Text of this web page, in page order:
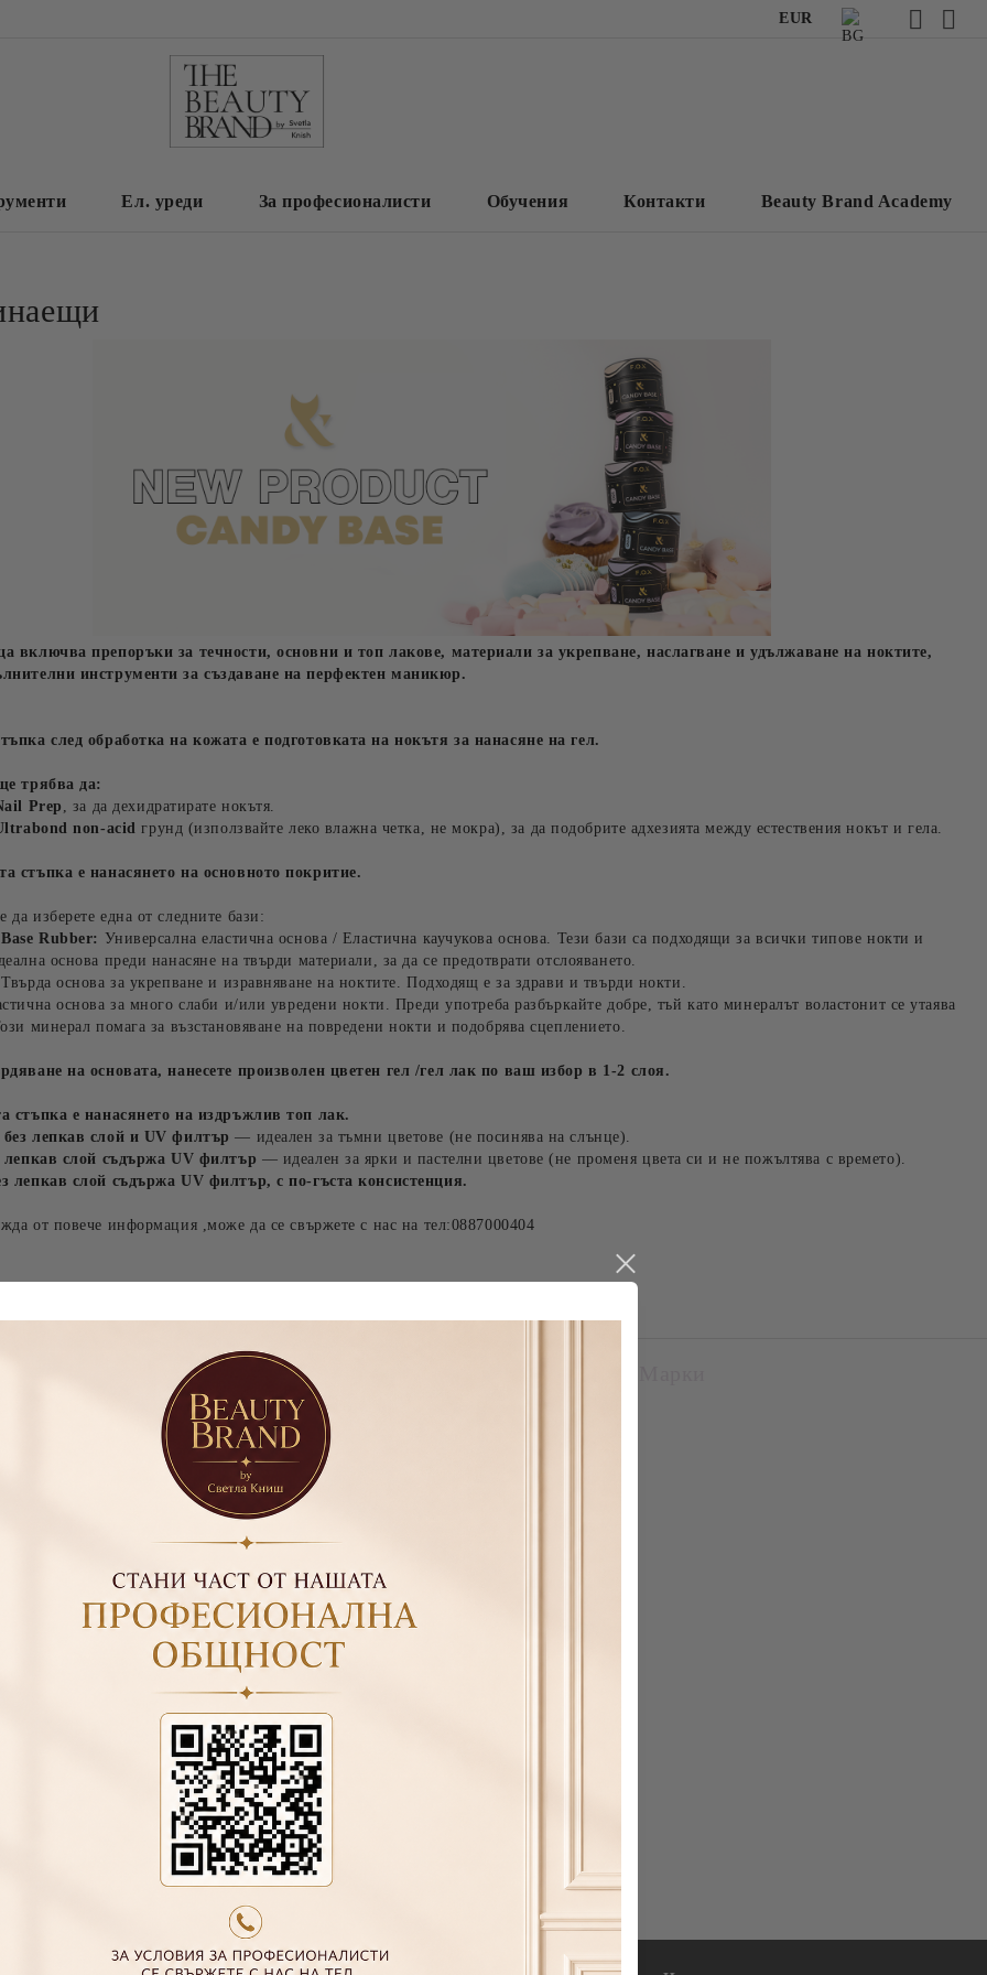
EUR
Ел. уреди За професионалисти Обучения Контакти Beauty Brand Academy
включва препоръки за течности, основни и топ лакове, материали за укрепване, наслагване и удължаване на ноктите,
инструменти за създаване на перфектен маникюр.
след обработка на кожата е подготовката на нокътя за нанасяне на гел.
трябва да:
Prep
, за да дехидратирате нокътя.
non-acid грунд (използвайте леко влажна четка, не мокра), за да подобрите адхезията между естествения нокът и гела.
стъпка е нанасянето на основното покритие.
да изберете една от следните бази:
Rubber:
Универсална еластична основа / Еластична каучукова основа. Тези бази са подходящи за всички типове нокти и
основа преди нанасяне на твърди материали, за да се предотврати отслояването.
Твърда основа за укрепване и изравняване на ноктите. Подходящ е за здрави и твърди нокти.
основа за много слаби и/или увредени нокти. Преди употреба разбъркайте добре, тъй като минералът воластонит се утаява
минерал помага за възстановяване на повредени нокти и подобрява сцеплението.
на основата, нанесете произволен цветен гел /гел лак по ваш избор в 1-2 слоя.
стъпка е нанасянето на издръжлив топ лак.
лепкав слой и UV филтър — идеален за тъмни цветове (не посинява на слънце).
лепкав слой съдържа UV филтър — идеален за ярки и пастелни цветове (не променя цвета си и не пожълтява с времето).
лепкав слой съдържа UV филтър, с по-гъста консистенция.
от повече информация ,може да се свържете с нас на тел:0887000404
гел F.O.X Nano Poly Gel
Поли гел F.O.X Nano Poly Gel
010 (туба), 15ml
ВЪЗСТАНОВЯВАЩА БАЗА
F.O.X AIR BASE-5МЛ
20.54 лв.
ПРАЙМЕР БЕЗКИСЕЛИНЕН
ФИБРОСТЪКЛО CARBON
38.00 лв.
Новини
Абонирай се за новини
Виж всички